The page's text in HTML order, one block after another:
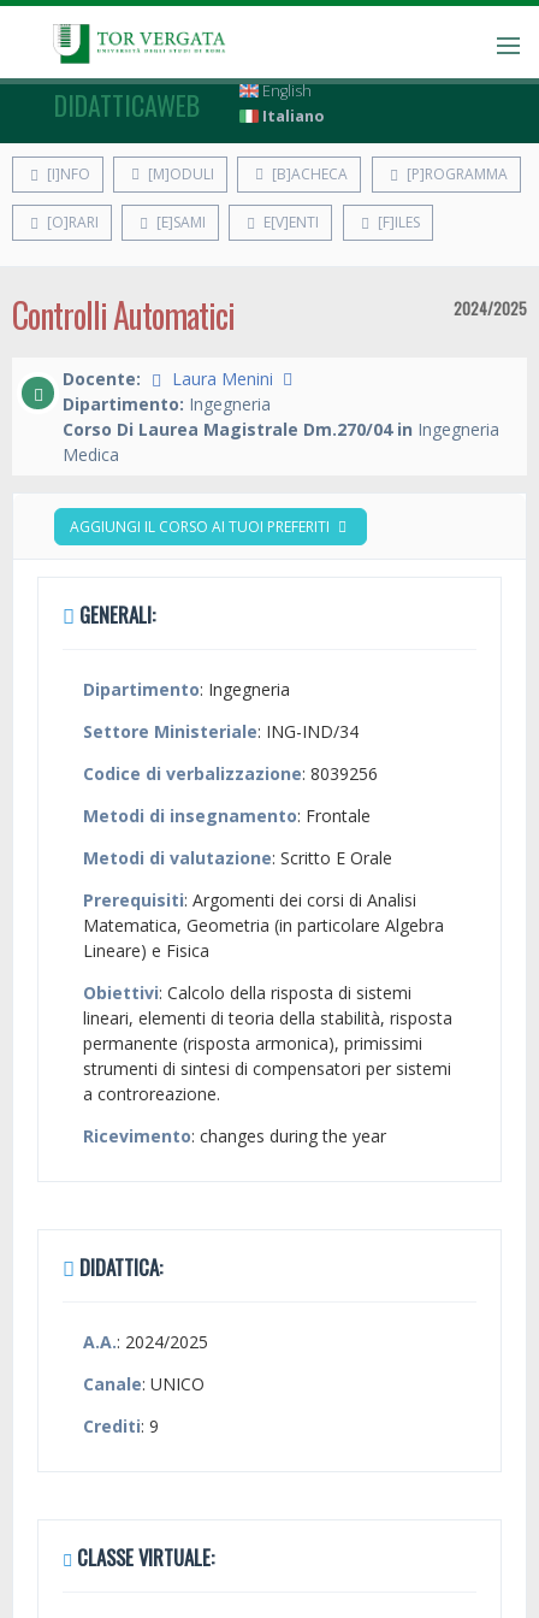
DIDATTICAWEB
English
Italiano
[I]NFO [M]ODULI [B]ACHECA [P]ROGRAMMA
[O]RARI [E]SAMI E[V]ENTI [F]ILES
Controlli Automatici 2024/2025
Docente:
Laura Menini
Dipartimento: Ingegneria
Corso Di Laurea Magistrale Dm.270/04 in Ingegneria
Medica
AGGIUNGI IL CORSO AI TUOI PREFERITI
GENERALI:
Dipartimento: Ingegneria
Settore Ministeriale: ING-IND/34
Codice di verbalizzazione: 8039256
Metodi di insegnamento: Frontale
Metodi di valutazione: Scritto E Orale
Prerequisiti: Argomenti dei corsi di Analisi
Matematica, Geometria (in particolare Algebra
Lineare) e Fisica
Obiettivi: Calcolo della risposta di sistemi
lineari, elementi di teoria della stabilità, risposta
permanente (risposta armonica), primissimi
strumenti di sintesi di compensatori per sistemi
a controreazione.
Ricevimento: changes during the year
DIDATTICA:
A.A.: 2024/2025
Canale: UNICO
Crediti: 9
CLASSE VIRTUALE: